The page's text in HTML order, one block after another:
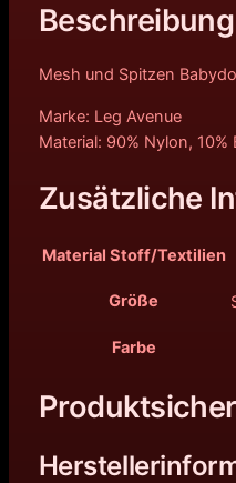
Beschreibung
Mesh und Spitzen
Marke: Leg Avenue
Material: 90% Nylon,
Zusätzliche
Material Stoff/Textilien
Größe
Farbe